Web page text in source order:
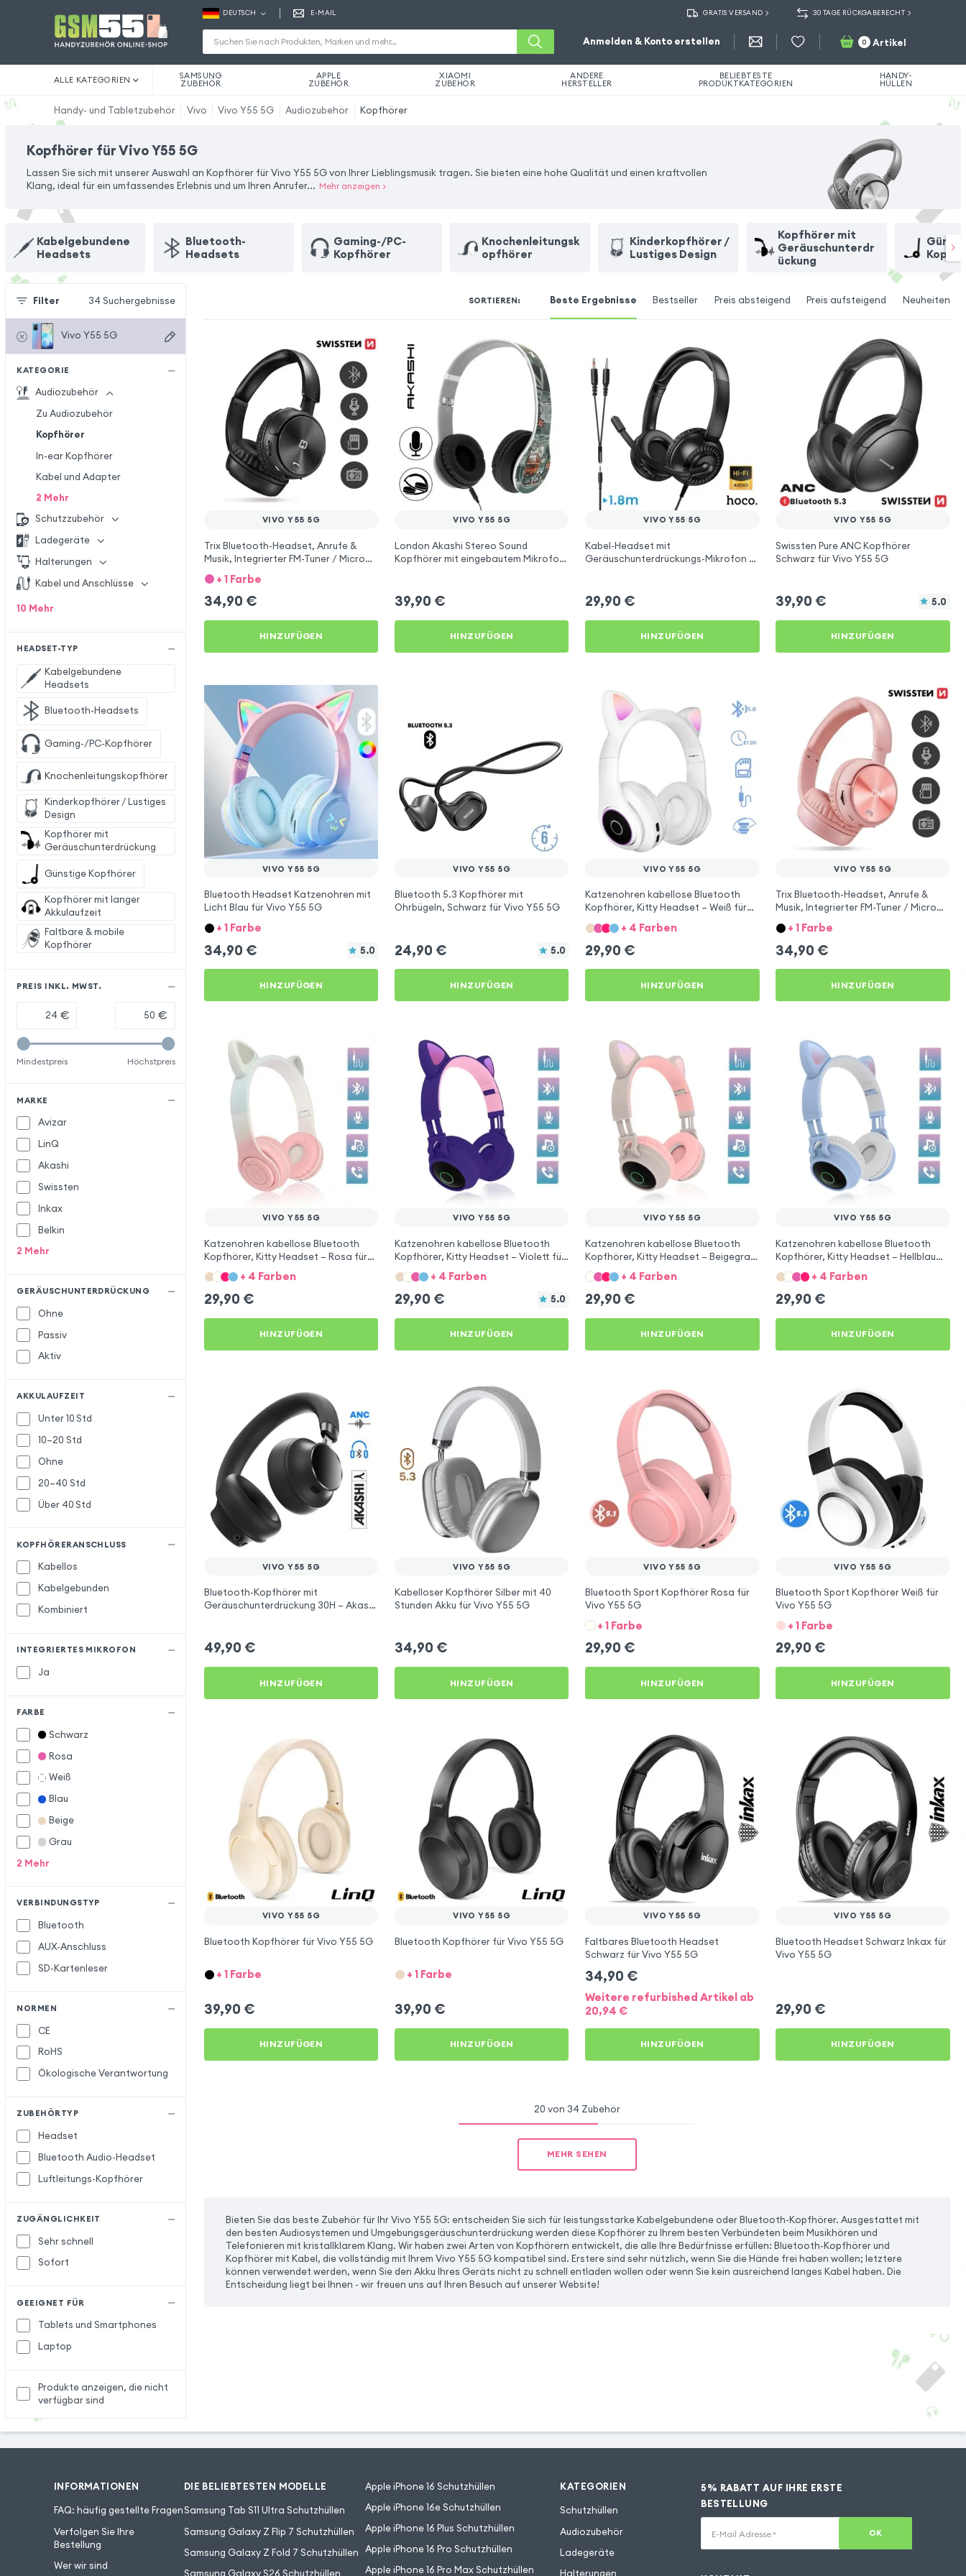
DEUTSCH E-MAIL GRATIS VERSAND 30 TAGE RÜCKGABERECHT
Anmelden & Konto erstellen 0 Artikel
ALLE KATEGORIEN SAMSUNG
ZUBEHÖR
APPLE
ZUBEHÖR
XIAOMI
ZUBEHÖR
ANDERE
HERSTELLER
BELIEBTESTE
PRODUKTKATEGORIEN
HANDY-
HÜLLEN
Handy- und Tabletzubehör Vivo Vivo Y55 5G Audiozubehör Kopfhörer
Kopfhörer für Vivo Y55 5G
Lassen Sie sich mit unserer Auswahl an Kopfhörer für Vivo Y55 5G von Ihrer Lieblingsmusik tragen. Sie bieten eine hohe Qualität und einen kraftvollen
Klang, ideal für ein umfassendes Erlebnis und um Ihren Anrufer... Mehr anzeigen >
Kabelgebundene
Headsets
Bluetooth-
Headsets
Gaming-/PC-
Kopfhörer
Knochenleitungsk
opfhörer
Kinderkopfhörer /
Lustiges Design
Kopfhörer mit
Geräuschunterdr
ückung
Filter 34 Suchergebnisse
Vivo Y55 5G
KATEGORIE
Audiozubehör
Zu Audiozubehör
Kopfhörer
In-ear Kopfhörer
Kabel und Adapter
2 Mehr
Schutzzubehör
Ladegeräte
Halterungen
Kabel und Anschlüsse
10 Mehr
HEADSET-TYP
Kabelgebundene
Headsets
Bluetooth-Headsets
Gaming-/PC-Kopfhörer
Knochenleitungskopfhörer
Kinderkopfhörer / Lustiges
Design
Kopfhörer mit
Geräuschunterdrückung
Günstige Kopfhörer
Kopfhörer mit langer
Akkulaufzeit
Faltbare & mobile
Kopfhörer
PREIS INKL. MWST.
€ €
Mindestpreis Höchstpreis
MARKE
Avizar
LinQ
Akashi
Swissten
Inkax
Belkin
2 Mehr
GERÄUSCHUNTERDRÜCKUNG
Ohne
Passiv
Aktiv
AKKULAUFZEIT
Unter 10 Std
10–20 Std
Ohne
20–40 Std
Über 40 Std
KOPFHÖRERANSCHLUSS
Kabellos
Kabelgebunden
Kombiniert
INTEGRIERTES MIKROFON
Ja
FARBE
Schwarz
Rosa
Weiß
Blau
Beige
Grau
2 Mehr
VERBINDUNGSTYP
Bluetooth
AUX-Anschluss
SD-Kartenleser
NORMEN
CE
RoHS
Ökologische Verantwortung
ZUBEHÖRTYP
Headset
Bluetooth Audio-Headset
Luftleitungs-Kopfhörer
ZUGÄNGLICHKEIT
Sehr schnell
Sofort
GEEIGNET FÜR
Tablets und Smartphones
Laptop
Produkte anzeigen, die nicht
verfügbar sind
SORTIEREN: Beste Ergebnisse Bestseller Preis absteigend Preis aufsteigend Neuheiten
VIVO Y55 5G
Trix Bluetooth-Headset, Anrufe &
Musik, Integrierter FM-Tuner / Micro
SD-Anschluss, Swissten – Schwarz für
Vivo Y55 5G
+ 1 Farbe
34,90 €
HINZUFÜGEN
VIVO Y55 5G
London Akashi Stereo Sound
Kopfhörer mit eingebautem Mikrofon
39,90 €
HINZUFÜGEN
VIVO Y55 5G
Kabel-Headset mit
Geräuschunterdrückungs-Mikrofon -
29,90 €
HINZUFÜGEN
VIVO Y55 5G
Swissten Pure ANC Kopfhörer
Schwarz für Vivo Y55 5G
39,90 € 5.0
HINZUFÜGEN
VIVO Y55 5G
Bluetooth Headset Katzenohren mit
Licht Blau für Vivo Y55 5G
+ 1 Farbe
34,90 € 5.0
HINZUFÜGEN
VIVO Y55 5G
Bluetooth 5.3 Kopfhörer mit
Ohrbügeln, Schwarz für Vivo Y55 5G
24,90 € 5.0
HINZUFÜGEN
VIVO Y55 5G
Katzenohren kabellose Bluetooth
Kopfhörer, Kitty Headset – Weiß für
+ 4 Farben
29,90 €
HINZUFÜGEN
VIVO Y55 5G
Trix Bluetooth-Headset, Anrufe &
Musik, Integrierter FM-Tuner / Micro
SD-Anschluss, Swissten – Rosa für
Vivo Y55 5G
+ 1 Farbe
34,90 €
HINZUFÜGEN
VIVO Y55 5G
Katzenohren kabellose Bluetooth
Kopfhörer, Kitty Headset – Rosa für
Vivo Y55 5G
+ 4 Farben
29,90 €
HINZUFÜGEN
VIVO Y55 5G
Katzenohren kabellose Bluetooth
Kopfhörer, Kitty Headset – Violett für
Vivo Y55 5G
+ 4 Farben
29,90 € 5.0
HINZUFÜGEN
VIVO Y55 5G
Katzenohren kabellose Bluetooth
Kopfhörer, Kitty Headset – Beigegrau
für Vivo Y55 5G
+ 4 Farben
29,90 €
HINZUFÜGEN
VIVO Y55 5G
Katzenohren kabellose Bluetooth
Kopfhörer, Kitty Headset – Hellblau
für Vivo Y55 5G
+ 4 Farben
29,90 €
HINZUFÜGEN
VIVO Y55 5G
Bluetooth-Kopfhörer mit
Geräuschunterdrückung 30H – Akashi
49,90 €
HINZUFÜGEN
VIVO Y55 5G
Kabelloser Kopfhörer Silber mit 40
Stunden Akku für Vivo Y55 5G
34,90 €
HINZUFÜGEN
VIVO Y55 5G
Bluetooth Sport Kopfhörer Rosa für
Vivo Y55 5G
+ 1 Farbe
29,90 €
HINZUFÜGEN
VIVO Y55 5G
Bluetooth Sport Kopfhörer Weiß für
Vivo Y55 5G
+ 1 Farbe
29,90 €
HINZUFÜGEN
VIVO Y55 5G
Bluetooth Kopfhörer für Vivo Y55 5G
+ 1 Farbe
39,90 €
HINZUFÜGEN
VIVO Y55 5G
Bluetooth Kopfhörer für Vivo Y55 5G
+ 1 Farbe
39,90 €
HINZUFÜGEN
VIVO Y55 5G
Faltbares Bluetooth Headset
Schwarz für Vivo Y55 5G
34,90 €
Weitere refurbished Artikel ab
20,94 €
HINZUFÜGEN
VIVO Y55 5G
Bluetooth Headset Schwarz Inkax für
Vivo Y55 5G
29,90 €
HINZUFÜGEN
20 von 34 Zubehör
MEHR SEHEN
Bieten Sie das beste Zubehör für Ihr Vivo Y55 5G: entscheiden Sie sich für leistungsstarke Kabelgebundene oder Bluetooth-Kopfhörer. Ausgestattet mit
den besten Audiosystemen und Umgebungsgeräuschunterdrückung werden diese Kopfhörer zu Ihrem besten Verbündeten beim Musikhören und
Telefonieren mit kristallklarem Klang. Wir haben zwei Arten von Kopfhörern entwickelt, die alle Ihre Bedürfnisse erfüllen: Bluetooth-Kopfhörer und
Kopfhörer mit Kabel, die vollständig mit Ihrem Vivo Y55 5G kompatibel sind. Erstere sind sehr nützlich, wenn Sie die Hände frei haben wollen; letztere
können verwendet werden, wenn Sie den Akku Ihres Geräts nicht zu schnell entladen wollen oder wenn Sie kein ausreichend langes Kabel haben. Die
Entscheidung liegt bei Ihnen - wir freuen uns auf Ihren Besuch auf unserer Website!
INFORMATIONEN
FAQ: häufig gestellte Fragen
Verfolgen Sie Ihre
Bestellung
Wer wir sind
DIE BELIEBTESTEN MODELLE
Samsung Tab S11 Ultra Schutzhüllen
Samsung Galaxy Z Flip 7 Schutzhüllen
Samsung Galaxy Z Fold 7 Schutzhüllen
Samsung Galaxy S26 Schutzhüllen
Apple iPhone 16 Schutzhüllen
Apple iPhone 16e Schutzhüllen
Apple iPhone 16 Plus Schutzhüllen
Apple iPhone 16 Pro Schutzhüllen
Apple iPhone 16 Pro Max Schutzhüllen
KATEGORIEN
Schutzhüllen
Audiozubehör
Ladegeräte
Halterungen
5% RABATT AUF IHRE ERSTE
BESTELLUNG
E-Mail Adresse * OK